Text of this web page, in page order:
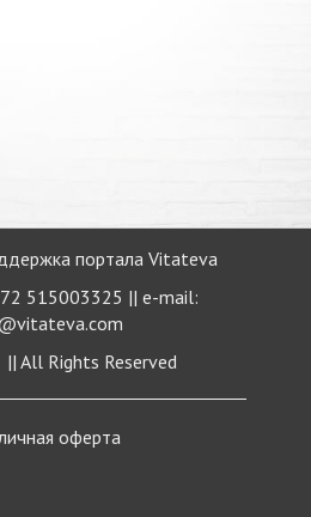
портала Vitateva
515003325 || e-mail:
All Rights Reserved
оферта